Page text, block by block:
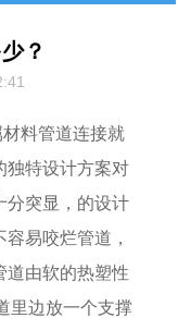
？
料管道连接就
独特设计方案对
分突显，的设计
易咬烂管道，
道由软的热塑性
里边放一个支撑